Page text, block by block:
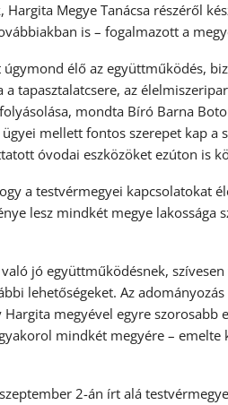
Megye Tanácsa részéről
is – fogalmazott a
élő az együttműködés,
a tapasztalatcsere, az
mondta Bíró Barna
mellett fontos szerepet kap a
óvodai eszközöket ezúton is
a testvérmegyei kapcsolatokat
lesz mindkét megye lakossága
jó együttműködésnek,
lehetőségeket. Az
megyével egyre
mindkét megyére – emelte
2-án írt alá